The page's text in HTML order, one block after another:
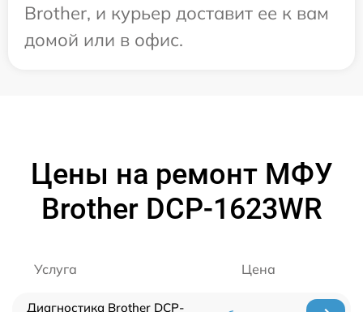
Brother, и курьер доставит ее к вам
домой или в офис.
Цены на ремонт МФУ
Brother DCP-1623WR
Услуга Цена
Диагностика Brother DCP-